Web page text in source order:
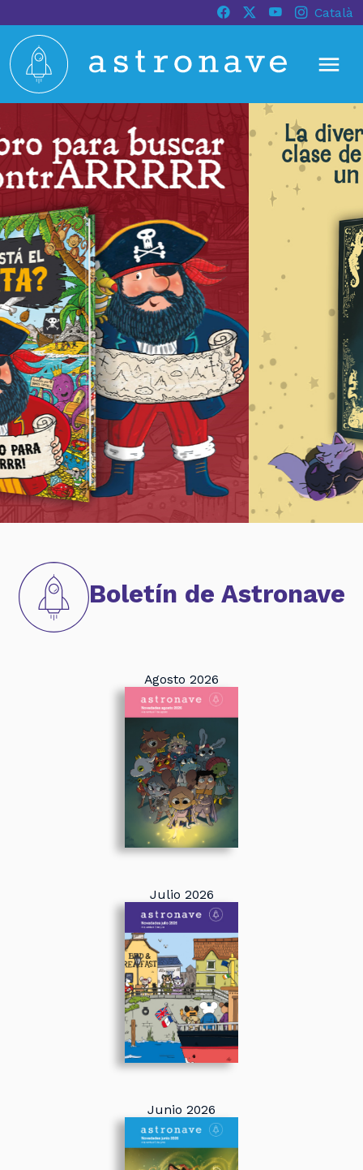
Català
Agosto 2026
Julio 2026
Junio 2026
Boletín de Astronave